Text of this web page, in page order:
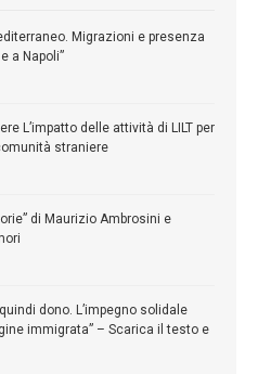
Migrazioni e presenza
a Napoli”
L’impatto delle attività di LILT per
straniere
di Maurizio Ambrosini e
dono. L’impegno solidale
immigrata” – Scarica il testo e